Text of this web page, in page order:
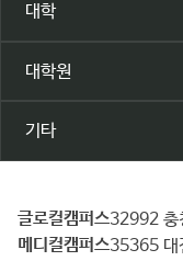
대학
대학원
기타
건
양
글로컬캠퍼스 32992
메디컬캠퍼스 35365